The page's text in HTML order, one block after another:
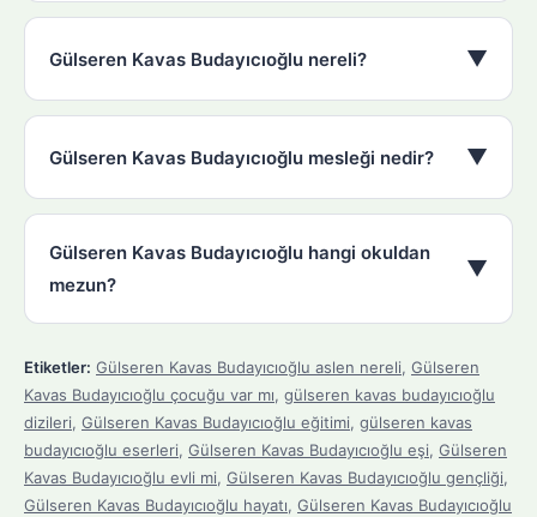
Gülseren Kavas Budayıcıoğlu nereli? ▼
Gülseren Kavas Budayıcıoğlu mesleği nedir? ▼
Gülseren Kavas Budayıcıoğlu hangi okuldan
mezun?
▼
Etiketler: Gülseren Kavas Budayıcıoğlu aslen nereli, Gülseren
Kavas Budayıcıoğlu çocuğu var mı, gülseren kavas budayıcıoğlu
dizileri, Gülseren Kavas Budayıcıoğlu eğitimi, gülseren kavas
budayıcıoğlu eserleri, Gülseren Kavas Budayıcıoğlu eşi, Gülseren
Kavas Budayıcıoğlu evli mi, Gülseren Kavas Budayıcıoğlu gençliği,
Gülseren Kavas Budayıcıoğlu hayatı, Gülseren Kavas Budayıcıoğlu